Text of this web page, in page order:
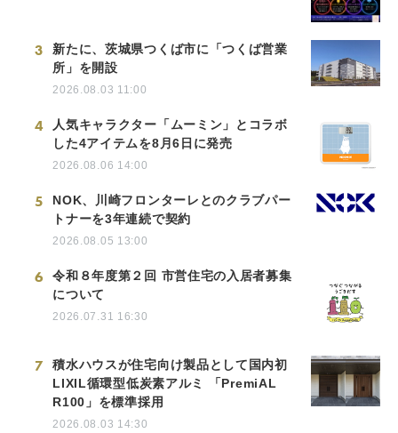
3
新たに、茨城県つくば市に「つくば営業
所」を開設
2026.08.03 11:00
4
人気キャラクター「ムーミン」とコラボ
した4アイテムを8月6日に発売
2026.08.06 14:00
5
NOK、川崎フロンターレとのクラブパー
トナーを3年連続で契約
2026.08.05 13:00
6
令和８年度第２回 市営住宅の入居者募集
について
2026.07.31 16:30
7
積水ハウスが住宅向け製品として国内初
LIXIL循環型低炭素アルミ 「PremiAL
R100」を標準採用
2026.08.03 14:30